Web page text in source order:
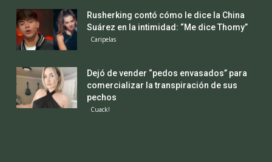
Rusherking contó cómo le dice la China
Suárez en la intimidad: “Me dice Thomy”
Caripelas
Dejó de vender “pedos envasados” para
comercializar la transpiración de sus
pechos
Cuack!